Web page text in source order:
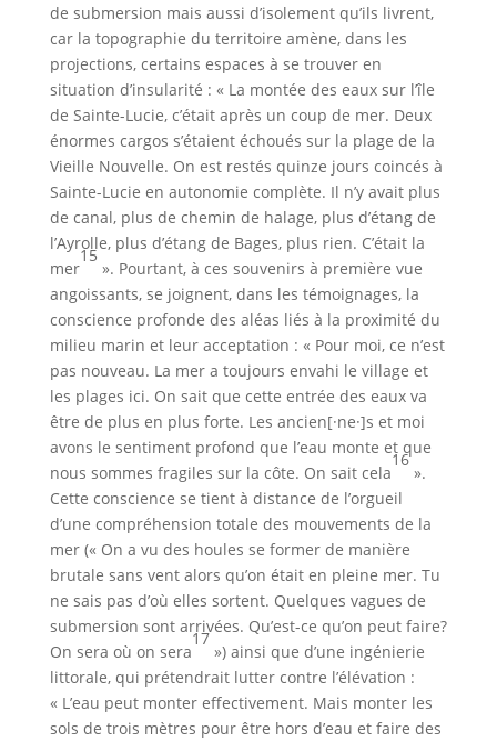
de submersion mais aussi d’isolement qu’ils livrent,
car la topographie du territoire amène, dans les
projections, certains espaces à se trouver en
situation d’insularité : « La montée des eaux sur l’île
de Sainte-Lucie, c’était après un coup de mer. Deux
énormes cargos s’étaient échoués sur la plage de la
Vieille Nouvelle. On est restés quinze jours coincés à
Sainte-Lucie en autonomie complète. Il n’y avait plus
de canal, plus de chemin de halage, plus d’étang de
l’Ayrolle, plus d’étang de Bages, plus rien. C’était la
mer
15
». Pourtant, à ces souvenirs à première vue
angoissants, se joignent, dans les témoignages, la
conscience profonde des aléas liés à la proximité du
milieu marin et leur acceptation : « Pour moi, ce n’est
pas nouveau. La mer a toujours envahi le village et
les plages ici. On sait que cette entrée des eaux va
être de plus en plus forte. Les ancien[·ne·]s et moi
avons le sentiment profond que l’eau monte et que
nous sommes fragiles sur la côte. On sait cela
16
».
Cette conscience se tient à distance de l’orgueil
d’une compréhension totale des mouvements de la
mer (« On a vu des houles se former de manière
brutale sans vent alors qu’on était en pleine mer. Tu
ne sais pas d’où elles sortent. Quelques vagues de
submersion sont arrivées. Qu’est-ce qu’on peut faire?
On sera où on sera
17
») ainsi que d’une ingénierie
littorale, qui prétendrait lutter contre l’élévation :
« L’eau peut monter effectivement. Mais monter les
sols de trois mètres pour être hors d’eau et faire des